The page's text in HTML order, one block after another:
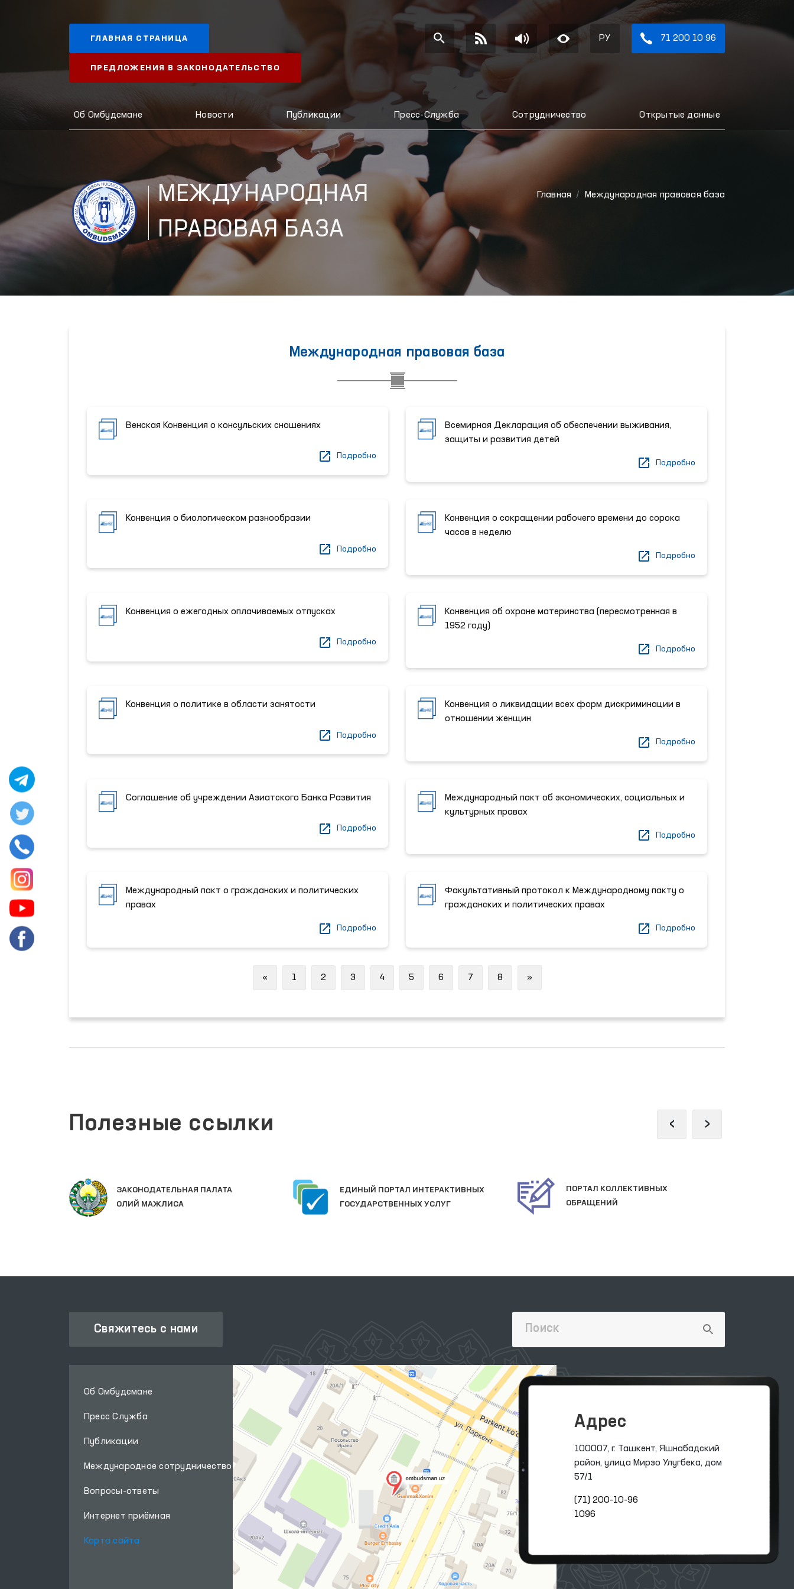
ГЛАВНАЯ СТРАНИЦА
ПРЕДЛОЖЕНИЯ В ЗАКОНОДАТЕЛЬСТВО
РУ 71 200 10 96
Об Омбудсмане Новости Публикации Пресс-Служба Сотрудничество Открытые данные
МЕЖДУНАРОДНАЯ
ПРАВОВАЯ БАЗА
Главная Международная правовая база
Международная правовая база
Венская Конвенция о консульских сношениях
Подробно
Всемирная Декларация об обеспечении выживания,
защиты и развития детей
Подробно
Конвенция о биологическом разнообразии
Подробно
Конвенция о сокращении рабочего времени до сорока
часов в неделю
Подробно
Конвенция о ежегодных оплачиваемых отпусках
Подробно
Конвенция об охране материнства (пересмотренная в
1952 году)
Подробно
Конвенция о политике в области занятости
Подробно
Конвенция о ликвидации всех форм дискриминации в
отношении женщин
Подробно
Соглашение об учреждении Азиатского Банка Развития
Подробно
Международный пакт об экономических, социальных и
культурных правах
Подробно
Международный пакт о гражданских и политических
правах
Подробно
Факультативный протокол к Международному пакту о
гражданских и политических правах
Подробно
«Previous
1 2 3 4 5 6 7 8 »Next
Полезные ссылки
ЗАКОНОДАТЕЛЬНАЯ ПАЛАТА
ОЛИЙ МАЖЛИСА
ЕДИНЫЙ ПОРТАЛ ИНТЕРАКТИВНЫХ
ГОСУДАРСТВЕННЫХ УСЛУГ
ПОРТАЛ КОЛЛЕКТИВНЫХ
ОБРАЩЕНИЙ
‹ ›
Свяжитесь с нами
Об Омбудсмане
Пресс Служба
Публикации
Международное сотрудничество
Вопросы-ответы
Интернет приёмная
Карта сайта
Адрес
100007, г. Ташкент, Яшнабадский
район, улица Мирзо Улугбека, дом
57/1
(71) 200-10-96
1096